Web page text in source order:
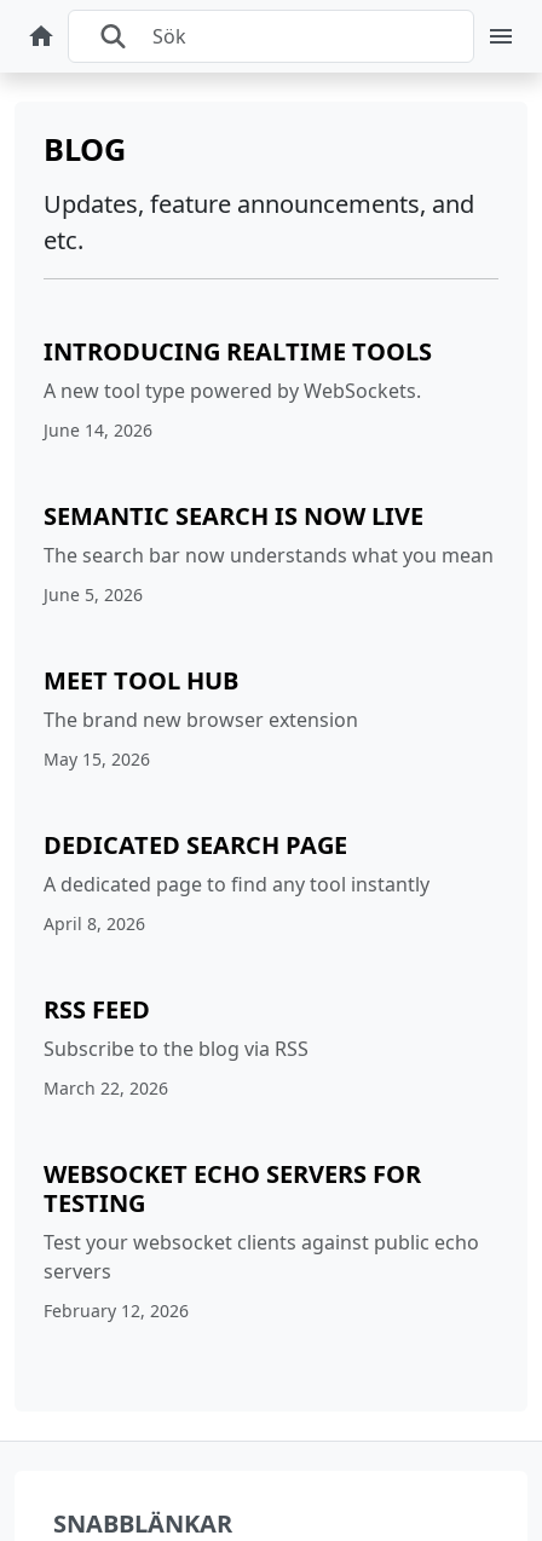
BLOG
Updates, feature announcements, and
etc.
INTRODUCING REALTIME TOOLS
A new tool type powered by WebSockets.
June 14, 2026
SEMANTIC SEARCH IS NOW LIVE
The search bar now understands what you mean
June 5, 2026
MEET TOOL HUB
The brand new browser extension
May 15, 2026
DEDICATED SEARCH PAGE
A dedicated page to find any tool instantly
April 8, 2026
RSS FEED
Subscribe to the blog via RSS
March 22, 2026
WEBSOCKET ECHO SERVERS FOR
TESTING
Test your websocket clients against public echo
servers
February 12, 2026
SNABBLÄNKAR